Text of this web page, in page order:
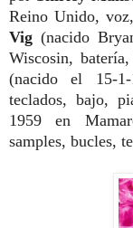
Reino Unido,
Vig (nacido
Wiscosin,
(nacido el 15-
teclados, bajo,
1959 en
samples, bucles,